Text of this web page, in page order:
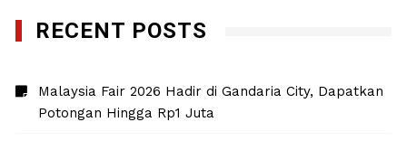
RECENT POSTS
Malaysia Fair 2026 Hadir di Gandaria City, Dapatkan
Potongan Hingga Rp1 Juta